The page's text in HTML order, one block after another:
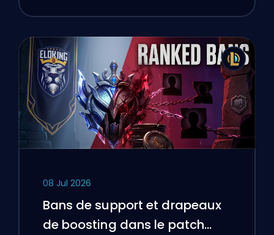
08 Jul 2026
Bans de support et drapeaux
de boosting dans le patch